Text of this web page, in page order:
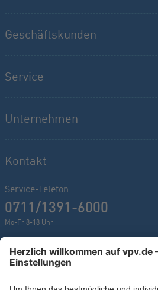
Geschäftskunden
Service
Unternehmen
Kontakt
Service-Telefon
0711/1391-6000
Mo-Fr 8-18 Uhr
Kontaktformular